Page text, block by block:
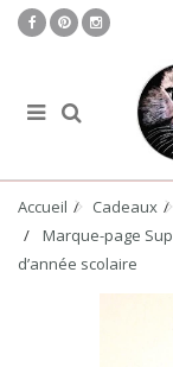
Accueil Cadeaux
Marque-page
d’année scolaire